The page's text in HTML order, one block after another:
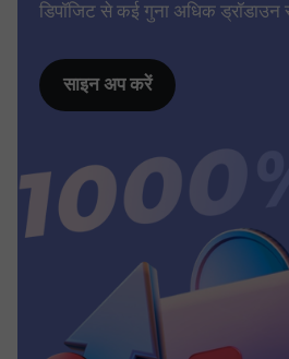
डिपॉजिट से कई गुना अधिक
साइन अप करें